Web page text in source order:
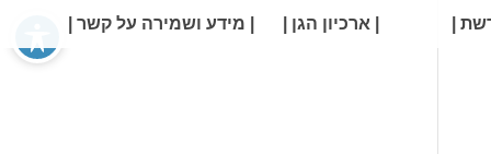
| | ארכיון הגן | | מידע ושמירה על קשר |